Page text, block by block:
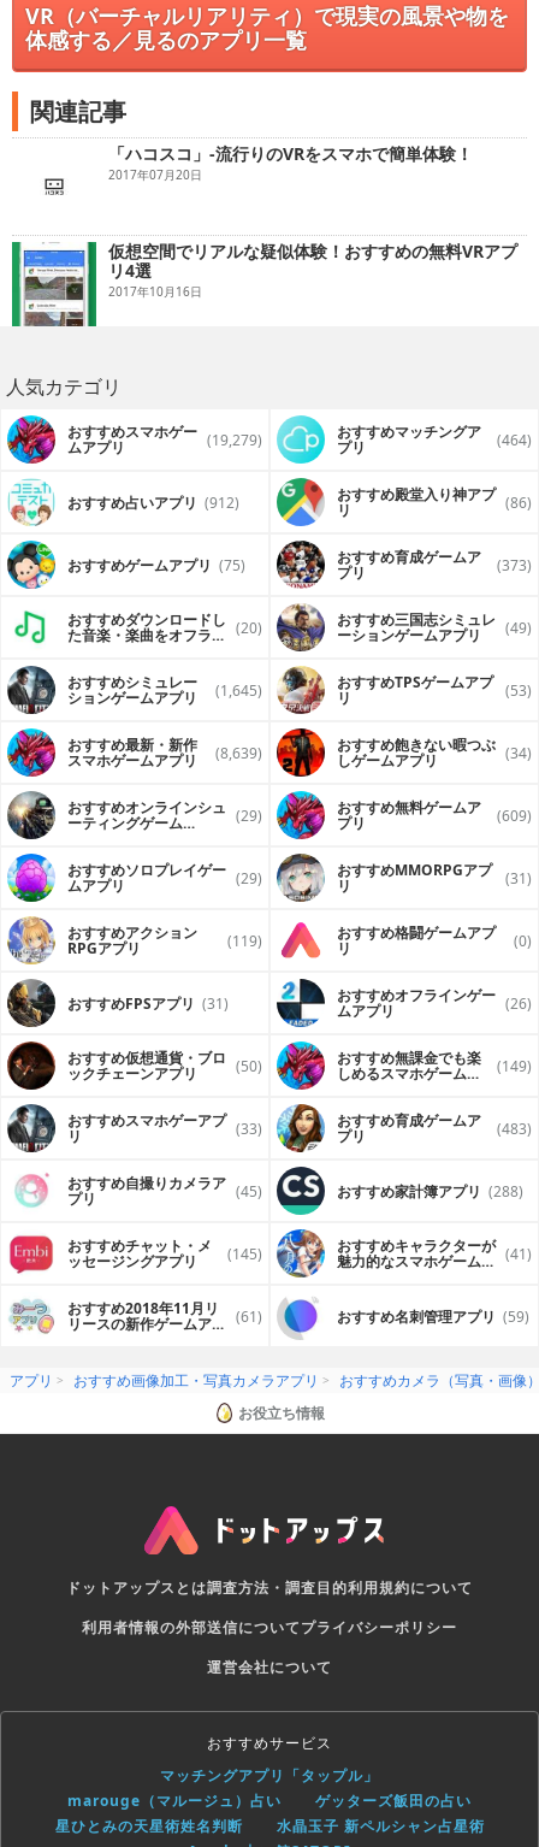
VR（バーチャルリアリティ）で現実の風景や物を
体感する／見るのアプリ一覧
関連記事
「ハコスコ」-流行りのVRをスマホで簡単体験！
2017年07月20日
仮想空間でリアルな疑似体験！おすすめの無料VRアプ
リ4選
2017年10月16日
人気カテゴリ
おすすめスマホゲー
ムアプリ (19,279) おすすめマッチングア
プリ (464)
おすすめ占いアプリ (912) おすすめ殿堂入り神アプ
リ (86)
おすすめゲームアプリ (75) おすすめ育成ゲームア
プリ (373)
おすすめダウンロードし
た音楽・楽曲をオフライ (20) おすすめ三国志シミュレ
ーションゲームアプリ (49)
おすすめシミュレー
ションゲームアプリ (1,645) おすすめTPSゲームアプ
リ (53)
おすすめ最新・新作
スマホゲームアプリ (8,639) おすすめ飽きない暇つぶ
しゲームアプリ (34)
おすすめオンラインシュ
ーティングゲーム (29) おすすめ無料ゲームア
プリ (609)
おすすめソロプレイゲー
ムアプリ (29) おすすめ MMORPGアプ
リ (31)
おすすめアクション
RPGアプリ (119) おすすめ格闘ゲームアプ
リ (0)
おすすめFPSアプリ (31) おすすめオフラインゲー
ムアプリ (26)
おすすめ仮想通貨・ブロ
ックチェーンアプリ (50) おすすめ無課金でも楽
しめるスマホゲームア (149)
おすすめスマホゲーアプ
リ (33) おすすめ育成ゲームア
プリ (483)
おすすめ自撮りカメラア
プリ (45) おすすめ家計簿アプリ (288)
おすすめチャット・メ
ッセージングアプリ (145) おすすめキャラクターが
魅力的なスマホゲームア (41)
おすすめ2018年11月リ
リースの新作ゲームアプ (61) おすすめ名刺管理アプリ (59)
アプリ おすすめ画像加工・写真カメラアプリ
おすすめカメラ（写真・画像
お役立ち情報
ドットアップスとは調査方法・調査目的利用規約について
利用者情報の外部送信についてプライバシーポリシー
運営会社について
おすすめサービス
マッチングアプリ「タップル」
marouge（マルージュ）占い
ゲッターズ飯田の占い
星ひとみの天星術姓名判断
水晶玉子 新ペルシャン占星術